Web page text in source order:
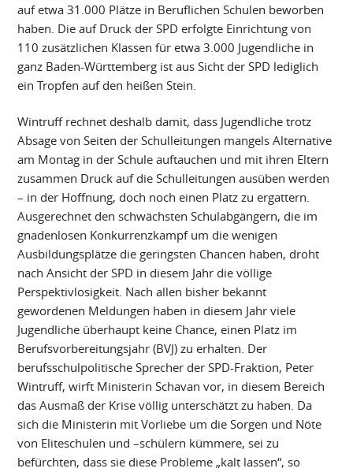
auf etwa 31.000 Plätze in Beruflichen Schulen beworben
haben. Die auf Druck der SPD erfolgte Einrichtung von
110 zusätzlichen Klassen für etwa 3.000 Jugendliche in
ganz Baden-Württemberg ist aus Sicht der SPD lediglich
ein Tropfen auf den heißen Stein.
Wintruff rechnet deshalb damit, dass Jugendliche trotz
Absage von Seiten der Schulleitungen mangels Alternative
am Montag in der Schule auftauchen und mit ihren Eltern
zusammen Druck auf die Schulleitungen ausüben werden
– in der Hoffnung, doch noch einen Platz zu ergattern.
Ausgerechnet den schwächsten Schulabgängern, die im
gnadenlosen Konkurrenzkampf um die wenigen
Ausbildungsplätze die geringsten Chancen haben, droht
nach Ansicht der SPD in diesem Jahr die völlige
Perspektivlosigkeit. Nach allen bisher bekannt
gewordenen Meldungen haben in diesem Jahr viele
Jugendliche überhaupt keine Chance, einen Platz im
Berufsvorbereitungsjahr (BVJ) zu erhalten. Der
berufsschulpolitische Sprecher der SPD-Fraktion, Peter
Wintruff, wirft Ministerin Schavan vor, in diesem Bereich
das Ausmaß der Krise völlig unterschätzt zu haben. Da
sich die Ministerin mit Vorliebe um die Sorgen und Nöte
von Eliteschulen und –schülern kümmere, sei zu
befürchten, dass sie diese Probleme „kalt lassen“, so